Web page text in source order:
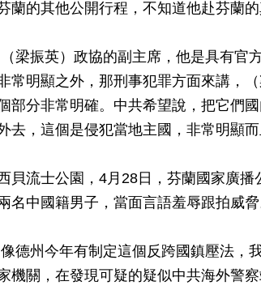
蘭的其他公開行程，不知道他赴芬蘭的
梁振英）政協的副主席，他是具有官
常明顯之外，那刑事犯罪方面來講，
部分非常明確。中共希望說，把它們
去，這個是侵犯當地主國，非常明顯而
貝流士公園，4月28日，芬蘭國家廣播
名中國籍男子，當面言語羞辱跟拍威脅
德州今年有制定這個反跨國鎮壓法，
機關，在發現可疑的疑似中共海外警